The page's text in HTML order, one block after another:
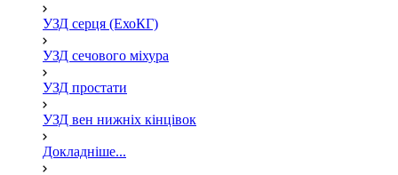
УЗД серця (ЕхоКГ)
УЗД сечового міхура
УЗД простати
УЗД вен нижніх кінцівок
Докладніше...